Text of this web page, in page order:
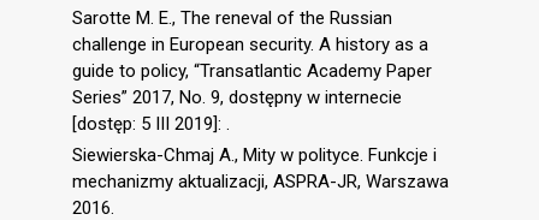
Sarotte M. E., The reneval of the Russian
challenge in European security. A history as a
guide to policy, “Transatlantic Academy Paper
Series” 2017, No. 9, dostępny w internecie
[dostęp: 5 III 2019]: .
Siewierska-Chmaj A., Mity w polityce. Funkcje i
mechanizmy aktualizacji, ASPRA-JR, Warszawa
2016.